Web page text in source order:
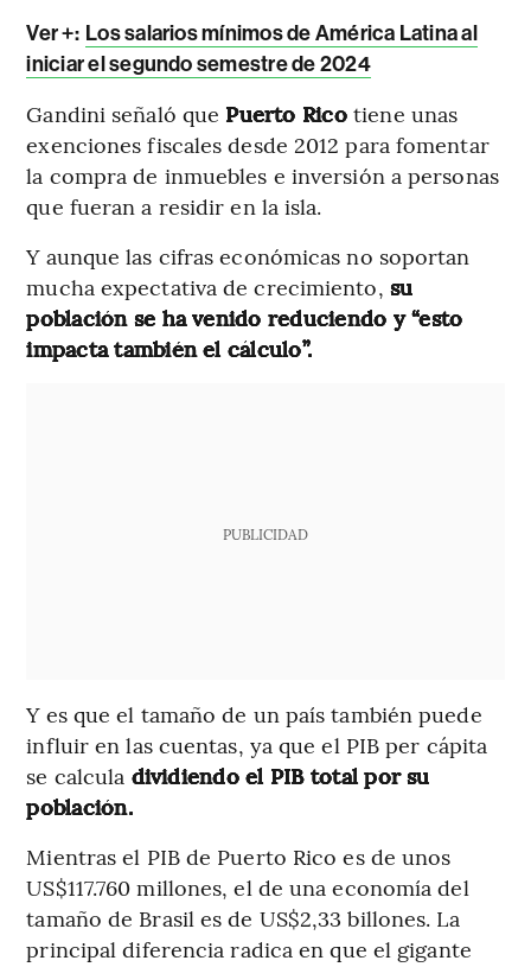
Ver +: Los salarios mínimos de América Latina al
iniciar el segundo semestre de 2024
Gandini señaló que Puerto Ricotiene unas
exenciones fiscales desde 2012 para fomentar
la compra de inmuebles e inversión a personas
que fueran a residir en la isla.
Y aunque las cifras económicas no soportan
mucha expectativa de crecimiento, su
población se ha venido reduciendo y “esto
impacta también el cálculo”.
PUBLICIDAD
Y es que el tamaño de un país también puede
influir en las cuentas, ya que el PIB per cápita
se calcula dividiendo el PIB total por su
población.
Mientras el PIB de Puerto Rico es de unos
US$117.760 millones, el de una economía del
tamaño de Brasil es de US$2,33 billones. La
principal diferencia radica en que el gigante